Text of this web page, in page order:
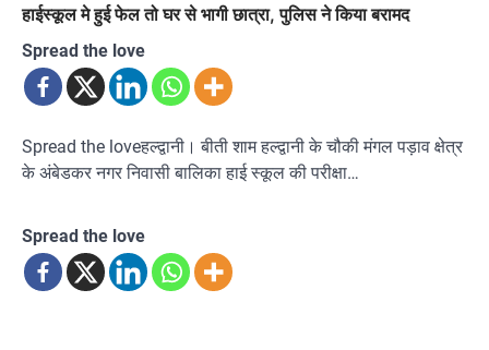
हाईस्कूल मे हुई फेल तो घर से भागी छात्रा, पुलिस ने किया बरामद
Spread the love
Spread the loveहल्द्वानी। बीती शाम हल्द्वानी के चौकी मंगल पड़ाव क्षेत्र
के अंबेडकर नगर निवासी बालिका हाई स्कूल की परीक्षा…
Spread the love